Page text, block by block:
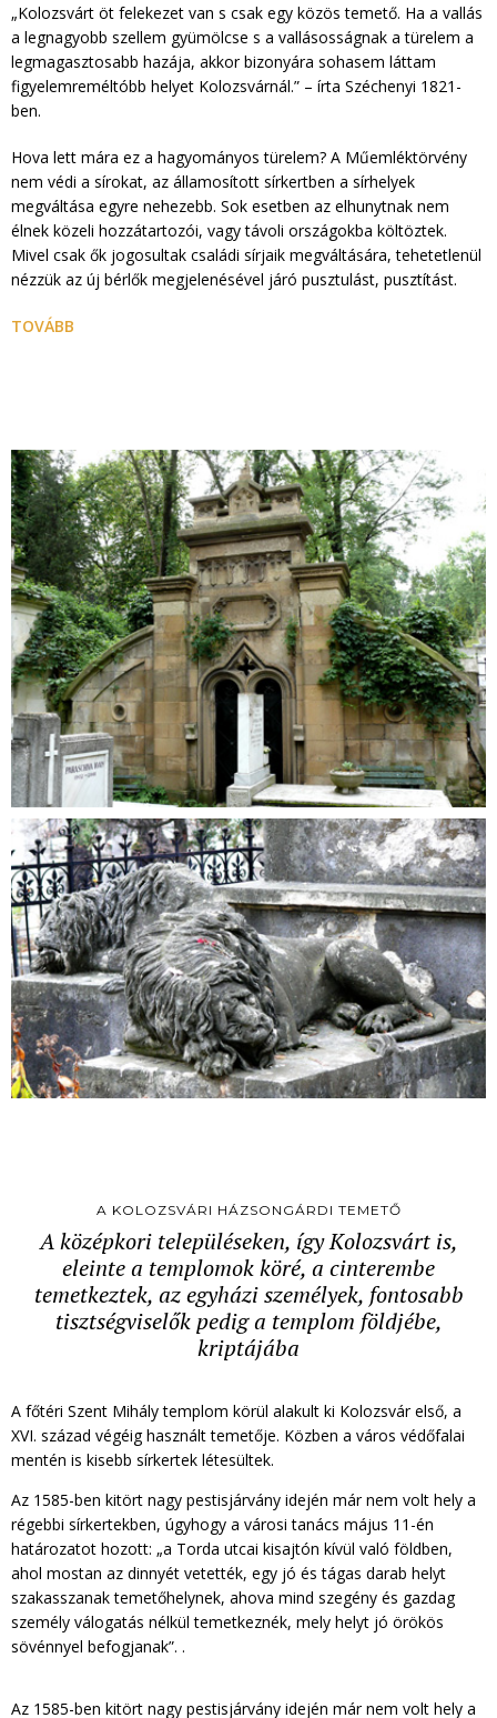
„Kolozsvárt öt felekezet van s csak egy közös temető. Ha a vallás
a legnagyobb szellem gyümölcse s a vallásosságnak a türelem a
legmagasztosabb hazája, akkor bizonyára sohasem láttam
figyelemreméltóbb helyet Kolozsvárnál.” – írta Széchenyi 1821-
ben.
Hova lett mára ez a hagyományos türelem? A Műemléktörvény
nem védi a sírokat, az államosított sírkertben a sírhelyek
megváltása egyre nehezebb. Sok esetben az elhunytnak nem
élnek közeli hozzátartozói, vagy távoli országokba költöztek.
Mivel csak ők jogosultak családi sírjaik megváltására, tehetetlenül
nézzük az új bérlők megjelenésével járó pusztulást, pusztítást.
TOVÁBB
A KOLOZSVÁRI HÁZSONGÁRDI TEMETŐ
A középkori településeken, így Kolozsvárt is,
eleinte a templomok köré, a cinterembe
temetkeztek, az egyházi személyek, fontosabb
tisztségviselők pedig a templom földjébe,
kriptájába
A főtéri Szent Mihály templom körül alakult ki Kolozsvár első, a
XVI. század végéig használt temetője. Közben a város védőfalai
mentén is kisebb sírkertek létesültek.
Az 1585-ben kitört nagy pestisjárvány idején már nem volt hely a
régebbi sírkertekben, úgyhogy a városi tanács május 11-én
határozatot hozott: „a Torda utcai kisajtón kívül való földben,
ahol mostan az dinnyét vetették, egy jó és tágas darab helyt
szakasszanak temetőhelynek, ahova mind szegény és gazdag
személy válogatás nélkül temetkeznék, mely helyt jó örökös
sövénnyel befogjanak”. .
Az 1585-ben kitört nagy pestisjárvány idején már nem volt hely a